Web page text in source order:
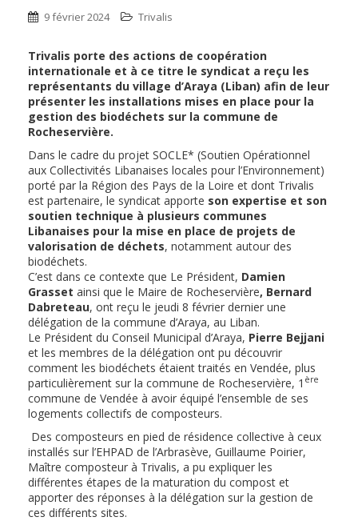
9 février 2024 Trivalis
Trivalis porte des actions de coopération
internationale et à ce titre le syndicat a reçu les
représentants du village d’Araya (Liban) afin de leur
présenter les installations mises en place pour la
gestion des biodéchets sur la commune de
Rocheservière.
Dans le cadre du projet SOCLE* (Soutien Opérationnel
aux Collectivités Libanaises locales pour l’Environnement)
porté par la Région des Pays de la Loire et dont Trivalis
est partenaire, le syndicat apporte son expertise et son
soutien technique à plusieurs communes
Libanaises pour la mise en place de projets de
valorisation de déchets, notamment autour des
biodéchets.
C’est dans ce contexte que Le Président, Damien
Grasset ainsi que le Maire de Rocheservière, Bernard
Dabreteau, ont reçu le jeudi 8 février dernier une
délégation de la commune d’Araya, au Liban.
Le Président du Conseil Municipal d’Araya, Pierre Bejjani
et les membres de la délégation ont pu découvrir
comment les biodéchets étaient traités en Vendée, plus
particulièrement sur la commune de Rocheservière, 1 ère
commune de Vendée à avoir équipé l’ensemble de ses
logements collectifs de composteurs.
Des composteurs en pied de résidence collective à ceux
installés sur l’EHPAD de l’Arbrasève, Guillaume Poirier,
Maître composteur à Trivalis, a pu expliquer les
différentes étapes de la maturation du compost et
apporter des réponses à la délégation sur la gestion de
ces différents sites.